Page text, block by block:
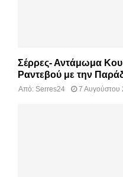
Σέρρες- Αντάμωμα
Ραντεβού με την
Από: Serres24 7 Αυγούστου